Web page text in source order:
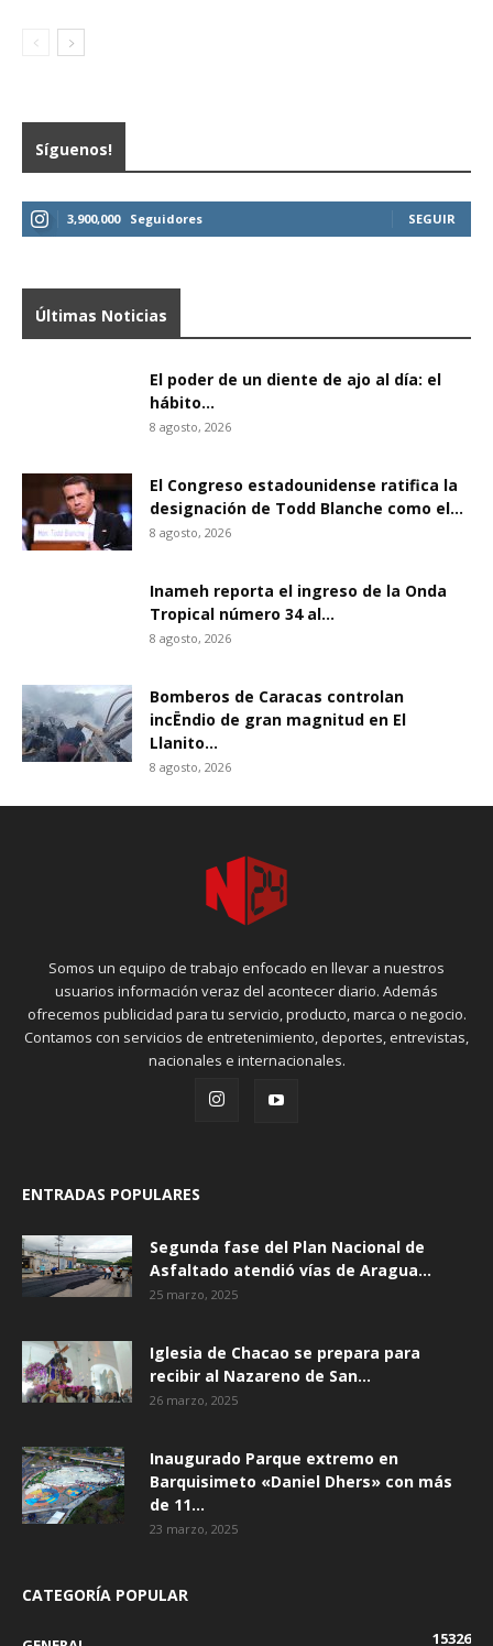
Síguenos!
3,900,000 Seguidores SEGUIR
Últimas Noticias
El poder de un diente de ajo al día: el
hábito...
8 agosto, 2026
El Congreso estadounidense ratifica la
designación de Todd Blanche como el...
8 agosto, 2026
Inameh reporta el ingreso de la Onda
Tropical número 34 al...
8 agosto, 2026
Bomberos de Caracas controlan
incËndio de gran magnitud en El
Llanito...
8 agosto, 2026
Somos un equipo de trabajo enfocado en llevar a nuestros
usuarios información veraz del acontecer diario. Además
ofrecemos publicidad para tu servicio, producto, marca o negocio.
Contamos con servicios de entretenimiento, deportes, entrevistas,
nacionales e internacionales.
ENTRADAS POPULARES
Segunda fase del Plan Nacional de
Asfaltado atendió vías de Aragua...
25 marzo, 2025
Iglesia de Chacao se prepara para
recibir al Nazareno de San...
26 marzo, 2025
Inaugurado Parque extremo en
Barquisimeto «Daniel Dhers» con más
de 11...
23 marzo, 2025
CATEGORÍA POPULAR
15326